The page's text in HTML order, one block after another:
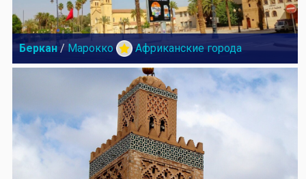
Беркан / Марокко Африканские города